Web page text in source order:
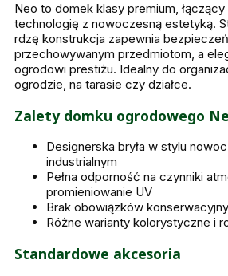
Neo to domek klasy premium,
technologię z nowoczesną estetyką.
rdzę konstrukcja zapewnia
przechowywanym przedmiotom, a
ogrodowi prestiżu. Idealny do
ogrodzie, na tarasie czy działce.
Zalety domku ogrodowego
Designerska bryła w stylu
industrialnym
Pełna odporność na czynniki
promieniowanie UV
Brak obowiązków
Różne warianty kolorystyczne i
Standardowe akcesoria